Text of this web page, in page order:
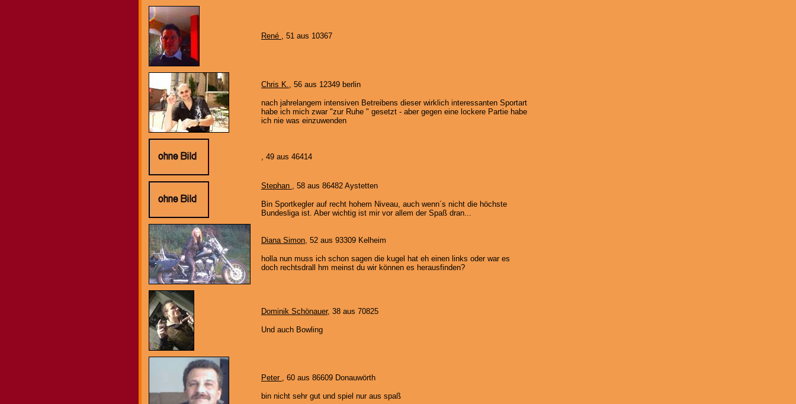
René , 51 aus 10367
Chris K., 56 aus 12349 berlin
nach jahrelangem intensiven Betreibens dieser wirklich interessanten Sportart
habe ich mich zwar "zur Ruhe " gesetzt - aber gegen eine lockere Partie habe
ich nie was einzuwenden
, 49 aus 46414
Stephan , 58 aus 86482 Aystetten
Bin Sportkegler auf recht hohem Niveau, auch wenn´s nicht die höchste
Bundesliga ist. Aber wichtig ist mir vor allem der Spaß dran...
Diana Simon, 52 aus 93309 Kelheim
holla nun muss ich schon sagen die kugel hat eh einen links oder war es
doch rechtsdrall hm meinst du wir können es herausfinden?
Dominik Schönauer, 38 aus 70825
Und auch Bowling
Peter , 60 aus 86609 Donauwörth
bin nicht sehr gut und spiel nur aus spaß